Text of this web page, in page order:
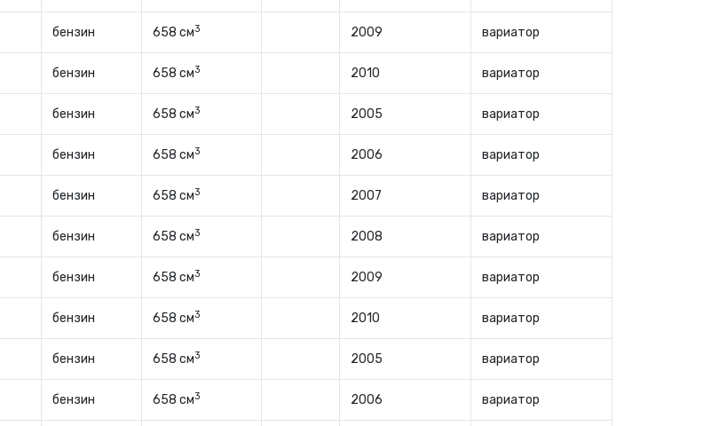
бензин 658 см3 2009 вариатор
бензин 658 см3 2010 вариатор
бензин 658 см3 2005 вариатор
бензин 658 см3 2006 вариатор
бензин 658 см3 2007 вариатор
бензин 658 см3 2008 вариатор
бензин 658 см3 2009 вариатор
бензин 658 см3 2010 вариатор
бензин 658 см3 2005 вариатор
бензин 658 см3 2006 вариатор